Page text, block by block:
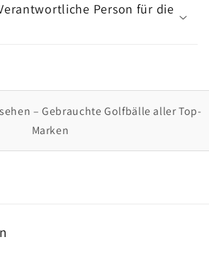
Person für die
– Gebrauchte Golfbälle aller Top-
Marken